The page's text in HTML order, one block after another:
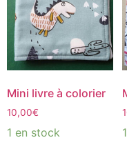
Mini livre à colorier
10,00€
1 en stock